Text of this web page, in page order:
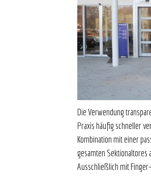
Die Verwendung
Praxis häufig schneller
Kombination mit einer
gesamten Sektionaltores